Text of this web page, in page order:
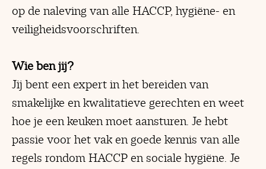
op de naleving van alle HACCP, hygiëne- en
veiligheidsvoorschriften.
Wie ben jij?
Jij bent een expert in het bereiden van
smakelijke en kwalitatieve gerechten en weet
hoe je een keuken moet aansturen. Je hebt
passie voor het vak en goede kennis van alle
regels rondom HACCP en sociale hygiëne. Je